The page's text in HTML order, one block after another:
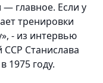
главное. Если у
тренировки
- из интервью
ССР Станислава
1975 году.